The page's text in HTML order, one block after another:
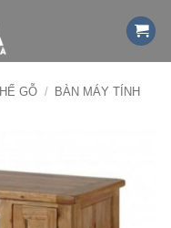
GỖ / BÀN MÁY TÍNH